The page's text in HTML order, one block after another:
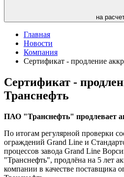
на
Главная
Новости
Компания
Сертификат - продление
Сертификат -
Транснефть
ПАО "Транснефть" продлевает
По итогам регулярной проверки
ограждений Grand Line и
процессов завода Grand Line
"Транснефть", продлёна на 5 лет
компании в качестве поставщика